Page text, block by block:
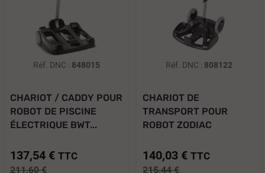
Réf. DNC : 848015
CHARIOT / CADDY POUR
ROBOT DE PISCINE
ÉLECTRIQUE BWT...
137,54 € TTC
211,60 €
Réf. DNC : 808122
CHARIOT DE
TRANSPORT POUR
ROBOT ZODIAC
140,03 € TTC
215,44 €